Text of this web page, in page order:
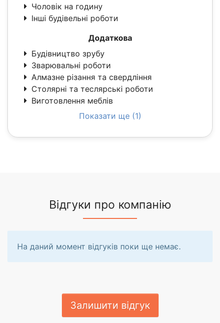
Чоловік на годину
Інші будівельні роботи
Додаткова
Будівництво зрубу
Зварювальні роботи
Алмазне різання та свердління
Столярні та теслярські роботи
Виготовлення меблів
Показати ще (1)
Відгуки про компанію
На даний момент відгуків поки ще немає.
Залишити відгук